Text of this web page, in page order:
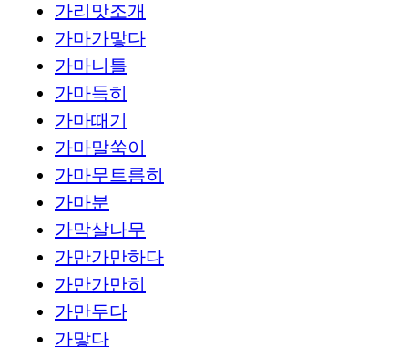
가리맛조개
가마가맣다
가마니틀
가마득히
가마때기
가마말쑥이
가마무트름히
가마분
가막살나무
가만가만하다
가만가만히
가만두다
가맣다